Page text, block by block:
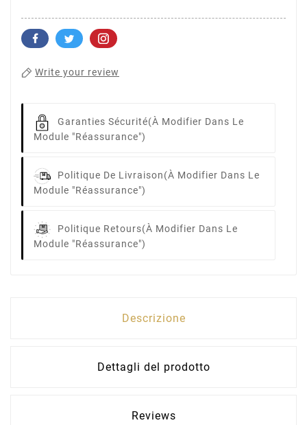
Write your review
Garanties Sécurité(à Modifier Dans Le
Module "Réassurance")
Politique De Livraison(à Modifier Dans Le
Module "Réassurance")
Politique Retours(à Modifier Dans Le
Module "Réassurance")
Descrizione
Dettagli del prodotto
Reviews